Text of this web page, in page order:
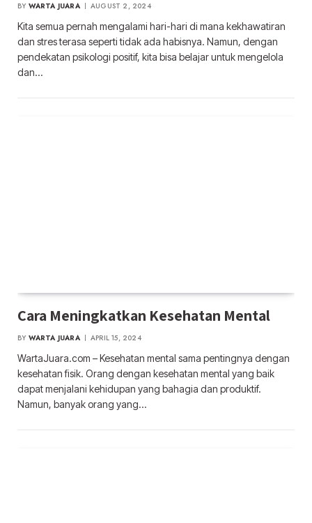
BY WARTA JUARA AUGUST 2, 2024
Kita semua pernah mengalami hari-hari di mana kekhawatiran
dan stres terasa seperti tidak ada habisnya. Namun, dengan
pendekatan psikologi positif, kita bisa belajar untuk mengelola
dan…
Cara Meningkatkan Kesehatan Mental
BY WARTA JUARA APRIL 15, 2024
WartaJuara.com – Kesehatan mental sama pentingnya dengan
kesehatan fisik. Orang dengan kesehatan mental yang baik
dapat menjalani kehidupan yang bahagia dan produktif.
Namun, banyak orang yang…